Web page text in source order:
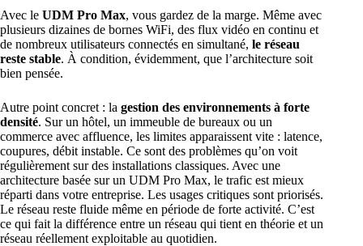
Avec le UDM Pro Max, vous gardez de la marge. Même avec
plusieurs dizaines de bornes WiFi, des flux vidéo en continu et
de nombreux utilisateurs connectés en simultané, le réseau
reste stable. À condition, évidemment, que l’architecture soit
bien pensée.
Autre point concret : la gestion des environnements à forte
densité. Sur un hôtel, un immeuble de bureaux ou un
commerce avec affluence, les limites apparaissent vite : latence,
coupures, débit instable. Ce sont des problèmes qu’on voit
régulièrement sur des installations classiques. Avec une
architecture basée sur un UDM Pro Max, le trafic est mieux
réparti dans votre entreprise. Les usages critiques sont priorisés.
Le réseau reste fluide même en période de forte activité. C’est
ce qui fait la différence entre un réseau qui tient en théorie et un
réseau réellement exploitable au quotidien.